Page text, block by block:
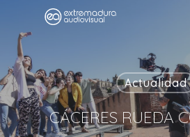
Actualidad
CÁCERES RUEDA